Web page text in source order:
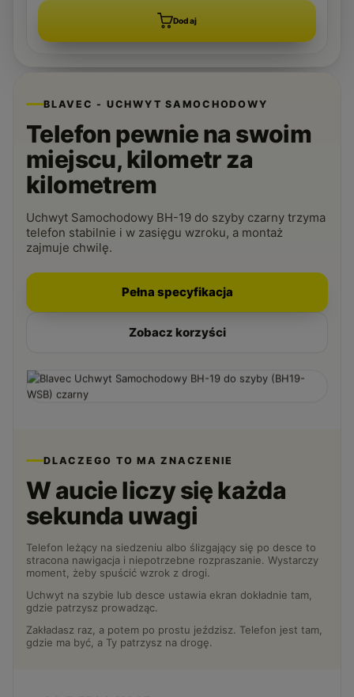
Dodaj
BLAVEC - UCHWYT SAMOCHODOWY
Telefon pewnie na swoim
miejscu, kilometr za
kilometrem
Uchwyt Samochodowy BH-19 do szyby czarny trzyma
telefon stabilnie i w zasięgu wzroku, a montaż
zajmuje chwilę.
Pełna specyfikacja
Zobacz korzyści
DLACZEGO TO MA ZNACZENIE
W aucie liczy się każda
sekunda uwagi
Telefon leżący na siedzeniu albo ślizgający się po desce to
stracona nawigacja i niepotrzebne rozpraszanie. Wystarczy
moment, żeby spuścić wzrok z drogi.
Uchwyt na szybie lub desce ustawia ekran dokładnie tam,
gdzie patrzysz prowadząc.
Zakładasz raz, a potem po prostu jeździsz. Telefon jest tam,
gdzie ma być, a Ty patrzysz na drogę.